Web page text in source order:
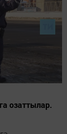
озаттылар.